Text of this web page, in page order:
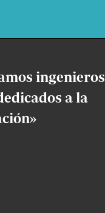
ingenieros
a la